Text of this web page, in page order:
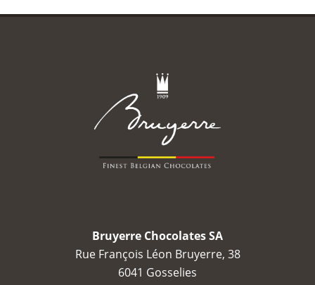
Bruyerre Chocolates SA
Rue François Léon Bruyerre, 38
6041 Gosselies